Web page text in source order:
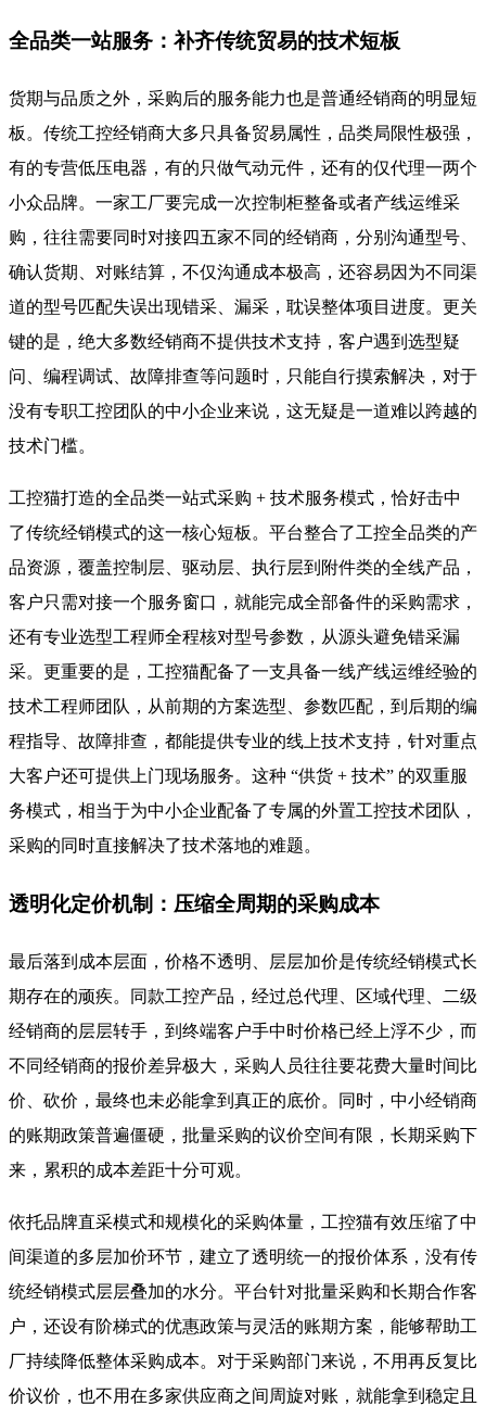
全品类一站服务：补齐传统贸易的技术短板
货期与品质之外，采购后的服务能力也是普通经销商的明显短
板。传统工控经销商大多只具备贸易属性，品类局限性极强，
有的专营低压电器，有的只做气动元件，还有的仅代理一两个
小众品牌。一家工厂要完成一次控制柜整备或者产线运维采
购，往往需要同时对接四五家不同的经销商，分别沟通型号、
确认货期、对账结算，不仅沟通成本极高，还容易因为不同渠
道的型号匹配失误出现错采、漏采，耽误整体项目进度。更关
键的是，绝大多数经销商不提供技术支持，客户遇到选型疑
问、编程调试、故障排查等问题时，只能自行摸索解决，对于
没有专职工控团队的中小企业来说，这无疑是一道难以跨越的
技术门槛。
工控猫打造的全品类一站式采购 + 技术服务模式，恰好击中
了传统经销模式的这一核心短板。平台整合了工控全品类的产
品资源，覆盖控制层、驱动层、执行层到附件类的全线产品，
客户只需对接一个服务窗口，就能完成全部备件的采购需求，
还有专业选型工程师全程核对型号参数，从源头避免错采漏
采。更重要的是，工控猫配备了一支具备一线产线运维经验的
技术工程师团队，从前期的方案选型、参数匹配，到后期的编
程指导、故障排查，都能提供专业的线上技术支持，针对重点
大客户还可提供上门现场服务。这种 “供货 + 技术” 的双重服
务模式，相当于为中小企业配备了专属的外置工控技术团队，
采购的同时直接解决了技术落地的难题。
透明化定价机制：压缩全周期的采购成本
最后落到成本层面，价格不透明、层层加价是传统经销模式长
期存在的顽疾。同款工控产品，经过总代理、区域代理、二级
经销商的层层转手，到终端客户手中时价格已经上浮不少，而
不同经销商的报价差异极大，采购人员往往要花费大量时间比
价、砍价，最终也未必能拿到真正的底价。同时，中小经销商
的账期政策普遍僵硬，批量采购的议价空间有限，长期采购下
来，累积的成本差距十分可观。
依托品牌直采模式和规模化的采购体量，工控猫有效压缩了中
间渠道的多层加价环节，建立了透明统一的报价体系，没有传
统经销模式层层叠加的水分。平台针对批量采购和长期合作客
户，还设有阶梯式的优惠政策与灵活的账期方案，能够帮助工
厂持续降低整体采购成本。对于采购部门来说，不用再反复比
价议价，也不用在多家供应商之间周旋对账，就能拿到稳定且